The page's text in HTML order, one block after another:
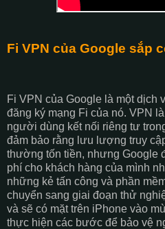
Fi VPN của Google sắp
Fi VPN của Google là một dịch
đăng ký mạng Fi của nó. VPN
người dùng kết nối riêng tư
đảm bảo rằng lưu lượng truy
thường tốn tiền, nhưng Google
phí cho khách hàng của mình
những kẻ tấn công và phần
chuyển sang giai đoạn thử
và sẽ có mặt trên iPhone vào
thực hiện các bước để bảo vệ